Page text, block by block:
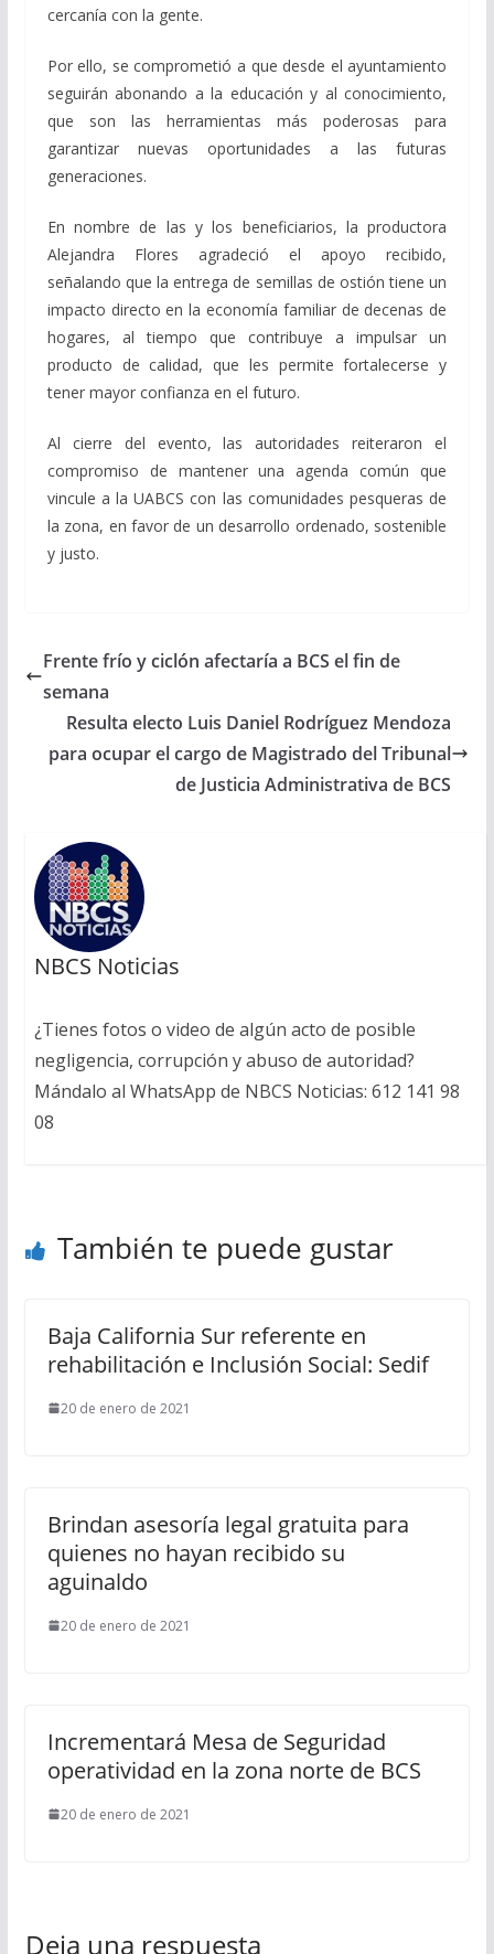
cercanía con la gente.
Por ello, se comprometió a que desde el ayuntamiento
seguirán abonando a la educación y al conocimiento,
que son las herramientas más poderosas para
garantizar nuevas oportunidades a las futuras
generaciones.
En nombre de las y los beneficiarios, la productora
Alejandra Flores agradeció el apoyo recibido,
señalando que la entrega de semillas de ostión tiene un
impacto directo en la economía familiar de decenas de
hogares, al tiempo que contribuye a impulsar un
producto de calidad, que les permite fortalecerse y
tener mayor confianza en el futuro.
Al cierre del evento, las autoridades reiteraron el
compromiso de mantener una agenda común que
vincule a la UABCS con las comunidades pesqueras de
la zona, en favor de un desarrollo ordenado, sostenible
y justo.
Frente frío y ciclón afectaría a BCS el fin de
semana
Resulta electo Luis Daniel Rodríguez Mendoza
para ocupar el cargo de Magistrado del Tribunal
de Justicia Administrativa de BCS
NBCS Noticias
¿Tienes fotos o video de algún acto de posible
negligencia, corrupción y abuso de autoridad?
Mándalo al WhatsApp de NBCS Noticias: 612 141 98
08
También te puede gustar
Baja California Sur referente en
rehabilitación e Inclusión Social: Sedif
20 de enero de 2021
Brindan asesoría legal gratuita para
quienes no hayan recibido su
aguinaldo
20 de enero de 2021
Incrementará Mesa de Seguridad
operatividad en la zona norte de BCS
20 de enero de 2021
Deja una respuesta